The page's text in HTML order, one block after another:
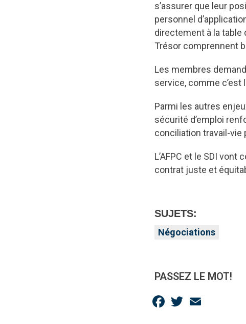
s’assurer que leur
personnel
directement à la table
Trésor comprennent
Les membres
service, comme c’est
Parmi les autres
sécurité d’emploi
conciliation travail-
L’AFPC et le SDI
contrat juste et
SUJETS:
Négociations
PASSEZ LE MOT!
Facebook
Twitter